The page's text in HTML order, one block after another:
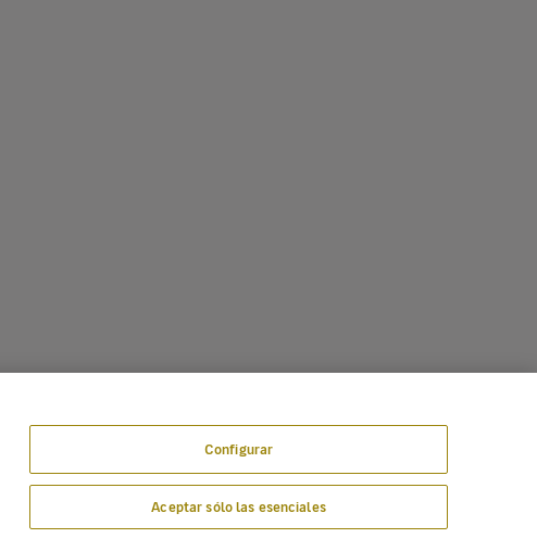
Configurar
Aceptar sólo las esenciales